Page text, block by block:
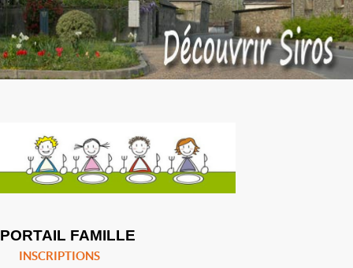
PORTAIL FAMILLE
INSCRIPTIONS